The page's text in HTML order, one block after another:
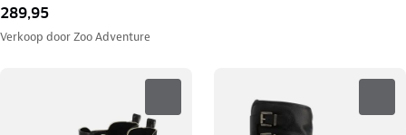
289,95
Verkoop doorZoo Adventure